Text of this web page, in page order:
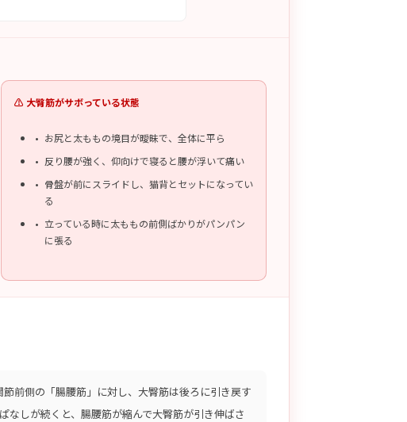
⚠️ 大臀筋がサボっている状態
お尻と太ももの境目が曖昧で、全体に平ら
反り腰が強く、仰向けで寝ると腰が浮いて痛い
骨盤が前にスライドし、猫背とセットになってい
る
立っている時に太ももの前側ばかりがパンパン
に張る
前側の「腸腰筋」に対し、大臀筋は後ろに引き戻す
なしが続くと、腸腰筋が縮んで大臀筋が引き伸ばさ